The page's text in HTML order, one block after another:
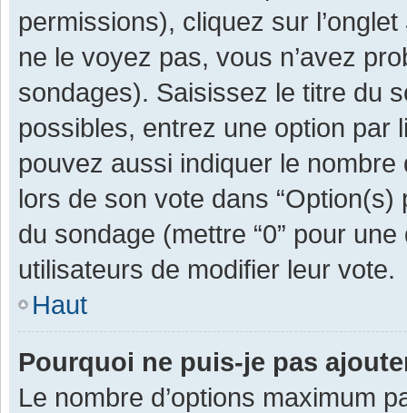
permissions), cliquez sur l’onglet
ne le voyez pas, vous n’avez
sondages). Saisissez le titre du
possibles, entrez une option par
pouvez aussi indiquer le
lors de son vote dans “Option(s)
du sondage (mettre “0” pour
utilisateurs de modifier leur vote.
Haut
Pourquoi ne puis-je pas
Le nombre d’options maximum